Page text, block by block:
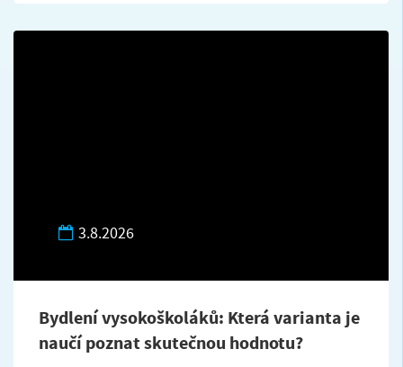
3.8.2026
Bydlení vysokoškoláků: Která varianta je
naučí poznat skutečnou hodnotu?